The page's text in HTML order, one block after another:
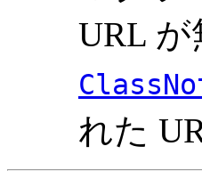
URL
れた